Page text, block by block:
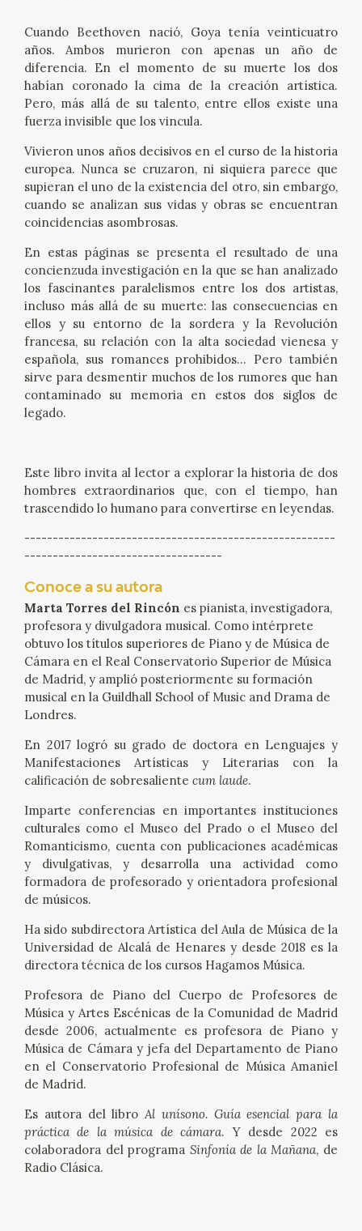
BIOGRAFÍA
CRONOLOGÍA
EL VIAJE DE GOYA
CATÁLOGO
GOYA EN EL MUNDO
GOYA EN ARAGÓN
PREMIO ARAGÓN GOYA
EDICIONES
PUBLICACIONES
TIENDA
TIENDA ONLINE
EDUCA
CEDEA
FICHAS ARASAAC
Cuando Beethoven nació, Goya tenía veinticuatro
años. Ambos murieron con apenas un año de
diferencia. En el momento de su muerte los dos
habían coronado la cima de la creación artística.
Pero, más allá de su talento, entre ellos existe una
fuerza invisible que los vincula.
Vivieron unos años decisivos en el curso de la historia
europea. Nunca se cruzaron, ni siquiera parece que
supieran el uno de la existencia del otro, sin embargo,
cuando se analizan sus vidas y obras se encuentran
coincidencias asombrosas.
En estas páginas se presenta el resultado de una
concienzuda investigación en la que se han analizado
los fascinantes paralelismos entre los dos artistas,
incluso más allá de su muerte: las consecuencias en
ellos y su entorno de la sordera y la Revolución
francesa, su relación con la alta sociedad vienesa y
española, sus romances prohibidos… Pero también
sirve para desmentir muchos de los rumores que han
contaminado su memoria en estos dos siglos de
legado.
Este libro invita al lector a explorar la historia de dos
hombres extraordinarios que, con el tiempo, han
trascendido lo humano para convertirse en leyendas.
-------------------------------------------------------
-----------------------------------
Conoce a su autora
Marta Torres del Rincón es pianista, investigadora,
profesora y divulgadora musical. Como intérprete
obtuvo los títulos superiores de Piano y de Música de
Cámara en el Real Conservatorio Superior de Música
de Madrid, y amplió posteriormente su formación
musical en la Guildhall School of Music and Drama de
Londres.
En 2017 logró su grado de doctora en Lenguajes y
Manifestaciones Artísticas y Literarias con la
calificación de sobresaliente cum laude.
Imparte conferencias en importantes instituciones
culturales como el Museo del Prado o el Museo del
Romanticismo, cuenta con publicaciones académicas
y divulgativas, y desarrolla una actividad como
formadora de profesorado y orientadora profesional
de músicos.
Ha sido subdirectora Artística del Aula de Música de la
Universidad de Alcalá de Henares y desde 2018 es la
directora técnica de los cursos Hagamos Música.
Profesora de Piano del Cuerpo de Profesores de
Música y Artes Escénicas de la Comunidad de Madrid
desde 2006, actualmente es profesora de Piano y
Música de Cámara y jefa del Departamento de Piano
en el Conservatorio Profesional de Música Amaniel
de Madrid.
Es autora del libroAl unísono. Guía esencial para la
práctica de la música de cámara. Y desde 2022 es
colaboradora del programa Sinfonía de la Mañana, de
Radio Clásica.